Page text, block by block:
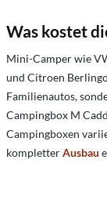
Was kostet
Mini-Camper wie
und Citroen
Familienautos,
Campingbox M
Campingboxen
kompletterAusbau